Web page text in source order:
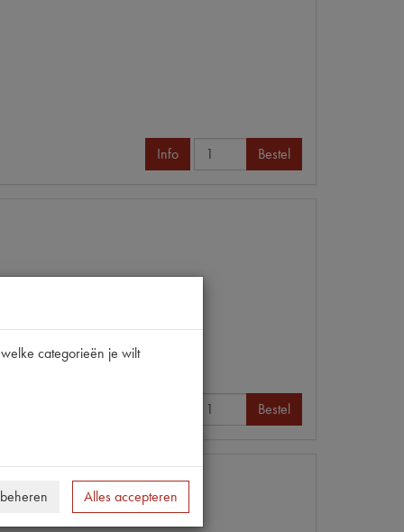
Info
Bestel
Bestel
categorieën je wilt
Alles accepteren